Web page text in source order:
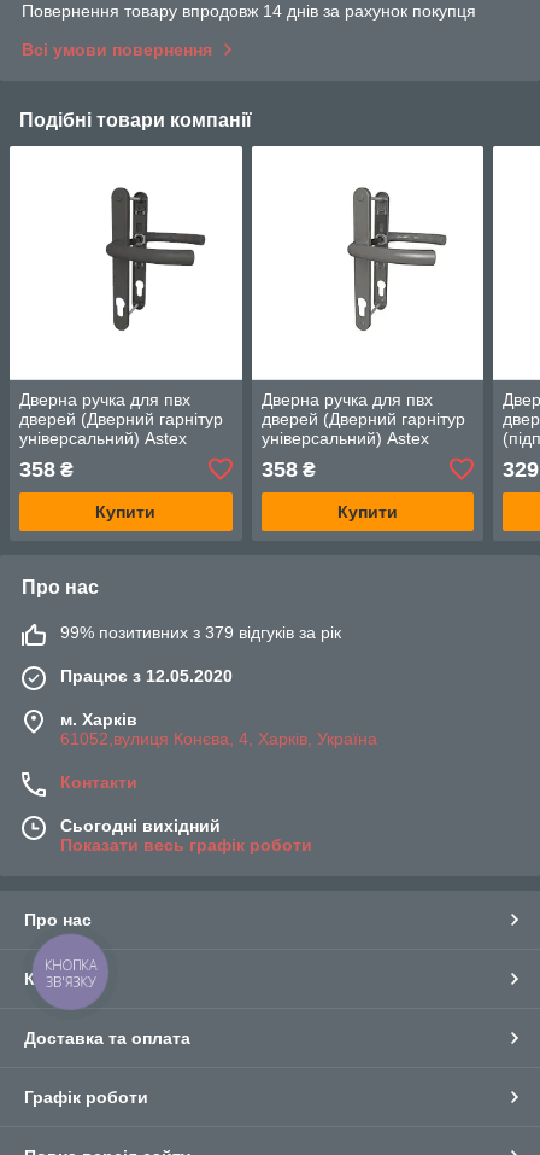
Повернення товару впродовж 14 днів за рахунок покупця
Всі умови повернення
Подібні товари компанії
Дверна ручка для пвх
дверей (Дверний гарнітур
універсальний) Astex
антрацит (РАЛ 7016)
358 ₴
Купити
Дверна ручка для пвх
дверей (Дверний гарнітур
універсальний) Astex
графіт (РАЛ 7024)
358₴
Купити
92/
329
Про нас
99% позитивних з 379 відгуків за рік
Працює з 12.05.2020
м. Харків
61052,вулиця Конєва, 4, Харків, Україна
Контакти
Сьогодні вихідний
Показати весь графік роботи
Про нас
Контакти
Доставка та оплата
Графік роботи
КНОПКА
ЗВ'ЯЗКУ